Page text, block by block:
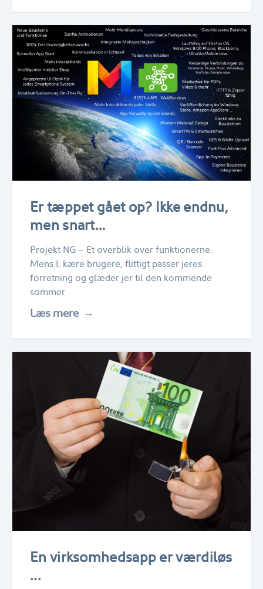
Er tæppet gået op? Ikke endnu,
men snart…
Projekt NG – Et overblik over funktionerne.
Mens I, kære brugere, flittigt passer jeres
forretning og glæder jer til den kommende
sommer
Læs mere
En virksomhedsapp er værdiløs
...